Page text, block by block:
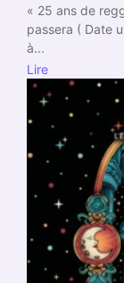
« 25 ans de
passera ( Date
à...
Lire